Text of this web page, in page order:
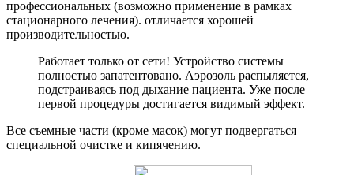
профессиональных (возможно применение в рамках
стационарного лечения). отличается хорошей
производительностью.
Работает только от сети! Устройство системы
полностью запатентовано. Аэрозоль распыляется,
подстраиваясь под дыхание пациента. Уже после
первой процедуры достигается видимый эффект.
Все съемные части (кроме масок) могут подвергаться
специальной очистке и кипячению.